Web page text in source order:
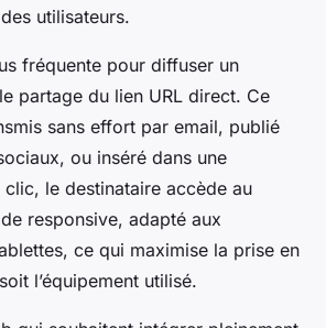
utilisateurs.
fréquente pour diffuser un
partage du lien URL direct. Ce
sans effort par email, publié
ou inséré dans une
clic, le destinataire accède au
responsive, adapté aux
ce qui maximise la prise en
l’équipement utilisé.